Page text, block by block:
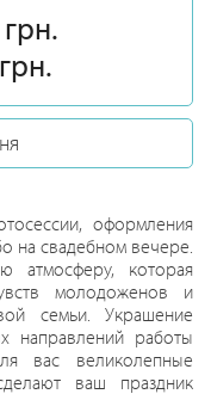
оформления
на свадебном вечере.
атмосферу, которая
молодоженов и
семьи. Украшение
направлений работы
вас великолепные
ваш праздник